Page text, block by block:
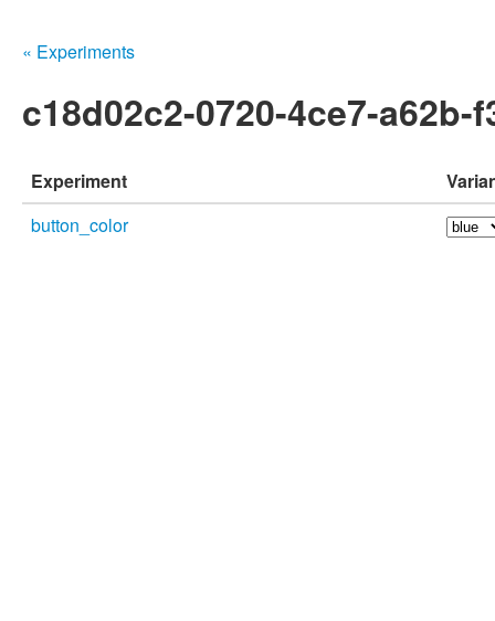
« Experiments
c18d02c2-0720-4ce7-a62b-
Experiment
button_color